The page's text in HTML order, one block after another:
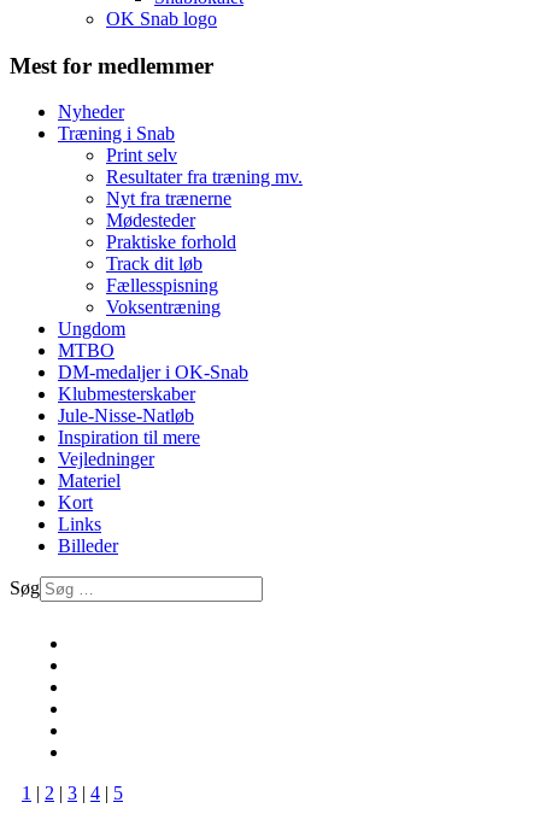
OK Snab logo
Mest for medlemmer
Nyheder
Træning i Snab
Print selv
Resultater fra træning mv.
Nyt fra trænerne
Mødesteder
Praktiske forhold
Track dit løb
Fællesspisning
Voksentræning
Ungdom
MTBO
DM-medaljer i OK-Snab
Klubmesterskaber
Jule-Nisse-Natløb
Inspiration til mere
Vejledninger
Materiel
Kort
Links
Billeder
Søg
1 | 2 | 3 | 4 | 5